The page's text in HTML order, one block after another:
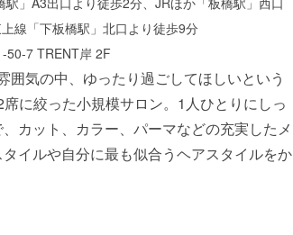
線「下板橋駅」北口より徒歩9分
50-7 TRENT岸 2F
囲気の中、ゆったり過ごしてほしいという
に絞った小規模サロン。1人ひとりにしっ
カット、カラー、パーマなどの充実したメ
イルや自分に最も似合うヘアスタイルをか